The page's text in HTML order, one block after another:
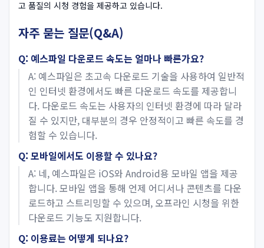
고 품질의 시청 경험을 제공하고 있습니다.
자주 묻는 질문(Q&A)
Q: 예스파일 다운로드 속도는 얼마나 빠른가요?
A: 예스파일은 초고속 다운로드 기술을 사용하여 일반적
인 인터넷 환경에서도 빠른 다운로드 속도를 제공합니
다. 다운로드 속도는 사용자의 인터넷 환경에 따라 달라
질 수 있지만, 대부분의 경우 안정적이고 빠른 속도를 경
험할 수 있습니다.
Q: 모바일에서도 이용할 수 있나요?
A: 네, 예스파일은 iOS와 Android용 모바일 앱을 제공
합니다. 모바일 앱을 통해 언제 어디서나 콘텐츠를 다운
로드하고 스트리밍할 수 있으며, 오프라인 시청을 위한
다운로드 기능도 지원합니다.
Q: 이용료는 어떻게 되나요?